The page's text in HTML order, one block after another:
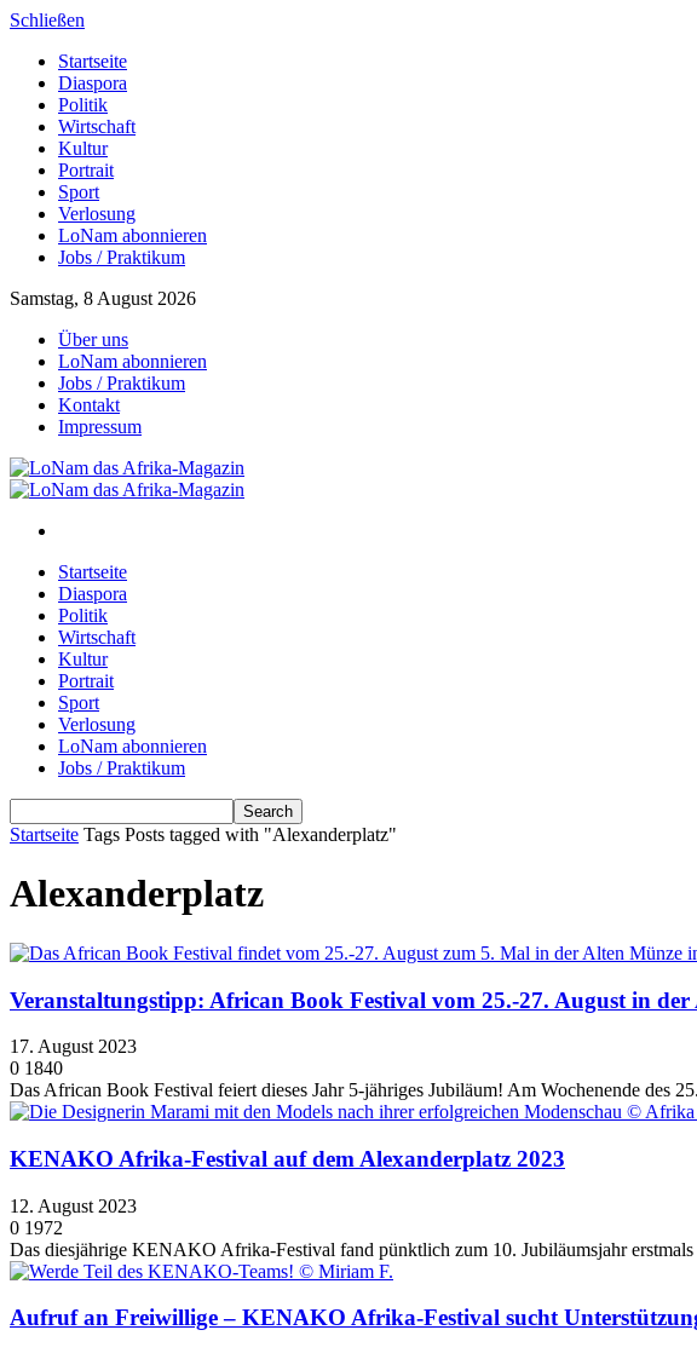
Schließen
Startseite
Diaspora
Politik
Wirtschaft
Kultur
Portrait
Sport
Verlosung
LoNam abonnieren
Jobs / Praktikum
Samstag, 8 August 2026
Über uns
LoNam abonnieren
Jobs / Praktikum
Kontakt
Impressum
Startseite
Diaspora
Politik
Wirtschaft
Kultur
Portrait
Sport
Verlosung
LoNam abonnieren
Jobs / Praktikum
Startseite Tags Posts tagged with "Alexanderplatz"
Alexanderplatz
Veranstaltungstipp: African Book Festival vom 25.-27. August in
17. August 2023
0 1840
Das African Book Festival feiert dieses Jahr 5-jähriges Jubiläum! Am Wochenende des
KENAKO Afrika-Festival auf dem Alexanderplatz 2023
12. August 2023
0 1972
Das diesjährige KENAKO Afrika-Festival fand pünktlich zum 10. Jubiläumsjahr
Aufruf an Freiwillige – KENAKO Afrika-Festival sucht